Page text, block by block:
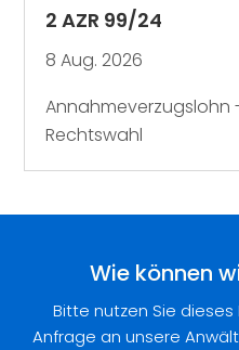
2 AZR 99/24
8 Aug. 2026
Rechtswahl
Wie können
Bitte nutzen Sie
Anfrage an unsere